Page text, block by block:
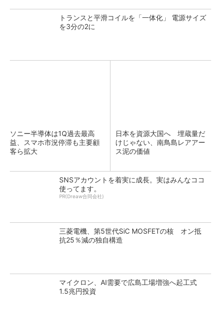
トランスと平滑コイルを「一体化」 電源サイズ
を3分の2に
ソニー半導体は1Q過去最高
益、スマホ市況停滞も主要顧
客ら拡大
日本を資源大国へ 埋蔵量だ
けじゃない、南鳥島レアアー
ス泥の価値
SNSアカウントを着実に成長。実はみんなココ
使ってます。
PR(Dreaw合同会社)
三菱電機、第5世代SiC MOSFETの核 オン抵
抗25％減の独自構造
マイクロン、AI需要で広島工場増強へ起工式
1.5兆円投資